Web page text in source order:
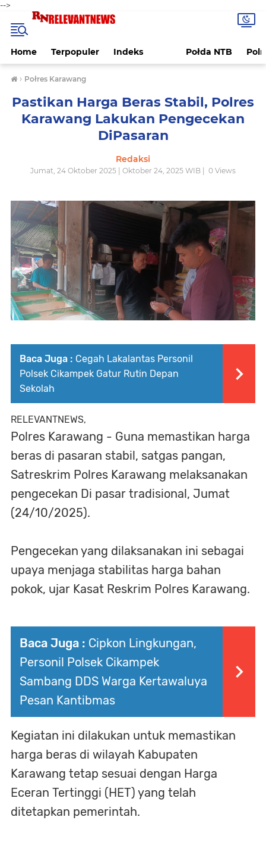
-->
Home Terpopuler Indeks Połda NTB
› Połres Karawang
Pastikan Harga Beras Stabil, Polres
Karawang Lakukan Pengecekan
DiPasaran
Redaksi
Jumat, 24 Oktober 2025 | Oktober 24, 2025 WIB | 0 Views
Baca Juga : Cegah Lakalantas Personil
Polsek Cikampek Gatur Rutin Depan
Sekolah
RELEVANTNEWS,
Polres Karawang - Guna memastikan harga
beras di pasaran stabil, satgas pangan,
Satreskrim Polres Karawang melaksanakan
pengecekan Di pasar tradisional, Jumat
(24/10/2025).
Pengecekan yang dilaksanakan ini sebagai
upaya menjaga stabilitas harga bahan
pokok, ujar Kasat Reskrim Polres Karawang.
Baca Juga : Cipkon Lingkungan,
Personil Polsek Cikampek
Sambang DDS Warga Kertawaluya
Pesan Kantibmas
Kegiatan ini dilakukan untuk memastikan
harga beras di wilayah Kabupaten
Karawang tetap sesuai dengan Harga
Eceran Tertinggi (HET) yang telah
ditetapkan pemerintah.